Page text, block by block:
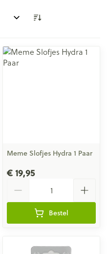
Meme Slofjes Hydra 1 Paar
€ 19,95
Bestel